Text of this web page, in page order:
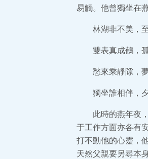
易觸。他曾獨坐在
林湖非不美，
雙表真成鶴，
愁來乘靜隙，
獨坐誰相伴，
此時的燕年夜
于工作方面亦各有
打不動他的心靈，
天然父親要另尋本